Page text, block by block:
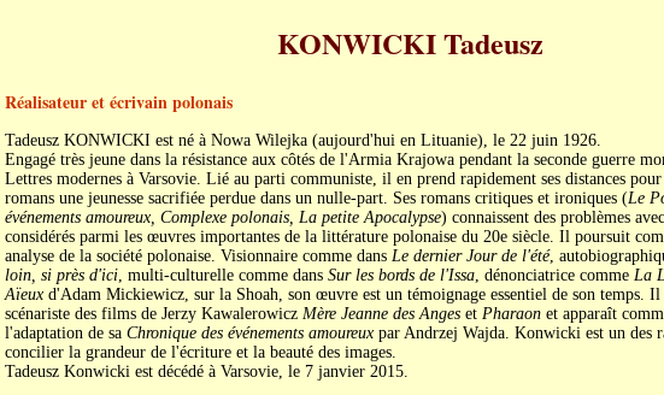
KONWICKI Tadeusz
Réalisateur et écrivain polonais
Tadeusz KONWICKI est né à Nowa Wilejka (aujourd'hui en Lituanie), le 22 juin 1926.
Engagé très jeune dans la résistance aux côtés de l'Armia Krajowa pendant la seconde guerre
Lettres modernes à Varsovie. Lié au parti communiste, il en prend rapidement ses distances pour
romans une jeunesse sacrifiée perdue dans un nulle-part. Ses romans critiques et ironiques (Le
événements amoureux, Complexe polonais, La petite Apocalypse) connaissent des problèmes
considérés parmi les œuvres importantes de la littérature polonaise du 20e siècle. Il poursuit
analyse de la société polonaise. Visionnaire comme dans Le dernier Jour de l'été,
loin, si près d'ici, multi-culturelle comme dans Sur les bords de l'Issa, dénonciatrice comme La
Aïeuxd'Adam Mickiewicz, sur la Shoah, son œuvre est un témoignage essentiel de son temps. Il
scénariste des films de Jerzy Kawalerowicz Mère Jeanne des Angeset Pharaonet apparaît
l'adaptation de sa Chronique des événements amoureuxpar Andrzej Wajda. Konwicki est un des
concilier la grandeur de l'écriture et la beauté des images.
Tadeusz Konwicki est décédé à Varsovie, le 7 janvier 2015.